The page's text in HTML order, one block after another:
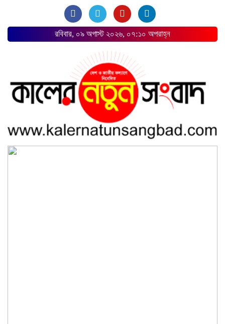
রবিবার, ০৯ অগাস্ট ২০২৬, ০৭:১০ অপরাহ্ন